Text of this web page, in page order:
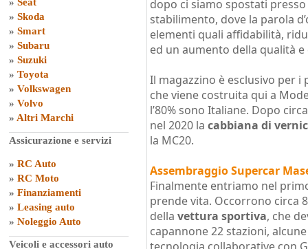
» Skoda
» Smart
» Subaru
» Suzuki
» Toyota
» Volkswagen
» Volvo
» Altri Marchi
Assicurazione e servizi
» RC Auto
» RC Moto
» Finanziamenti
» Leasing auto
» Noleggio Auto
Veicoli e accessori auto
dopo ci siamo spostati
stabilimento, dove la parola
elementi quali affidabilità,
ed un aumento della qualità
Il magazzino è esclusivo per i
che viene costruita qui a
l’80% sono Italiane. Dopo
nel 2020 la cabbiana di
la MC20.
Assembraggio Supercar
Finalmente entriamo nel
prende vita. Occorrono circa
della vettura sportiva, che
capannone 22 stazioni,